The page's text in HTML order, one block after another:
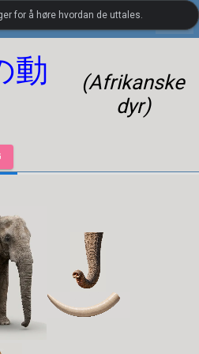
Japansk visuelt ordforråd
動
(Afrikanske
dyr)
for å høre hvordan de uttales.